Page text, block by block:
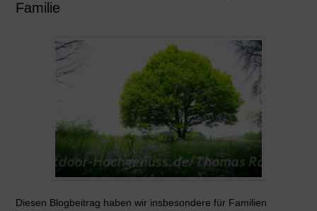
Familie
Diesen Blogbeitrag haben wir insbesondere für Familien